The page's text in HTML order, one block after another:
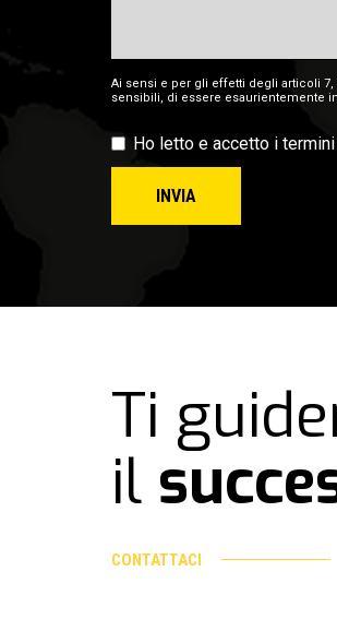
Ai sensi e per gli effetti degli articoli 7,
sensibili, di essere esaurientemente
Ho letto e accetto i
INVIA
Ti
il
CONTATTACI